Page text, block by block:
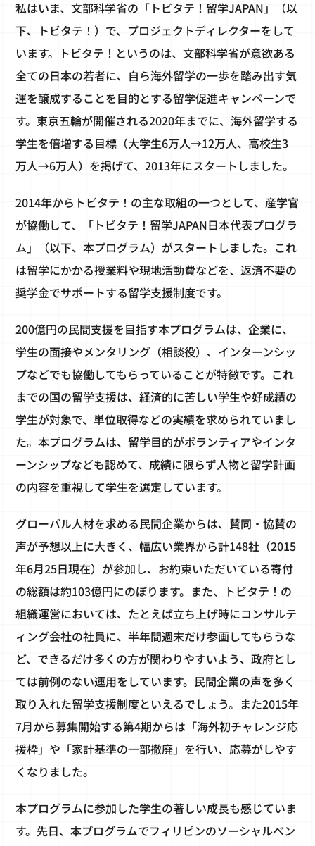
私はいま、文部科学省の「トビタテ！留学JAPAN」（以
下、トビタテ！）で、プロジェクトディレクターをして
います。トビタテ！というのは、文部科学省が意欲ある
全ての日本の若者に、自ら海外留学の一歩を踏み出す気
運を醸成することを目的とする留学促進キャンペーンで
す。東京五輪が開催される2020年までに、海外留学する
学生を倍増する目標（大学生6万人→12万人、高校生3
万人→6万人）を掲げて、2013年にスタートしました。
2014年からトビタテ！の主な取組の一つとして、産学官
が協働して、「トビタテ！留学JAPAN日本代表プログラ
ム」（以下、本プログラム）がスタートしました。これ
は留学にかかる授業料や現地活動費などを、返済不要の
奨学金でサポートする留学支援制度です。
200億円の民間支援を目指す本プログラムは、企業に、
学生の面接やメンタリング（相談役）、インターンシッ
プなどでも協働してもらっていることが特徴です。これ
までの国の留学支援は、経済的に苦しい学生や好成績の
学生が対象で、単位取得などの実績を求められていまし
た。本プログラムは、留学目的がボランティアやインタ
ーンシップなども認めて、成績に限らず人物と留学計画
の内容を重視して学生を選定しています。
グローバル人材を求める民間企業からは、賛同・協賛の
声が予想以上に大きく、幅広い業界から計148社（2015
年6月25日現在）が参加し、お約束いただいている寄付
の総額は約103億円にのぼります。また、トビタテ！の
組織運営においては、たとえば立ち上げ時にコンサルテ
ィング会社の社員に、半年間週末だけ参画してもらうな
ど、できるだけ多くの方が関わりやすいよう、政府とし
ては前例のない運用をしています。民間企業の声を多く
取り入れた留学支援制度といえるでしょう。また2015年
7月から募集開始する第4期からは「海外初チャレンジ応
援枠」や「家計基準の一部撤廃」を行い、応募がしやす
くなりました。
本プログラムに参加した学生の著しい成長も感じていま
す。先日、本プログラムでフィリピンのソーシャルベン